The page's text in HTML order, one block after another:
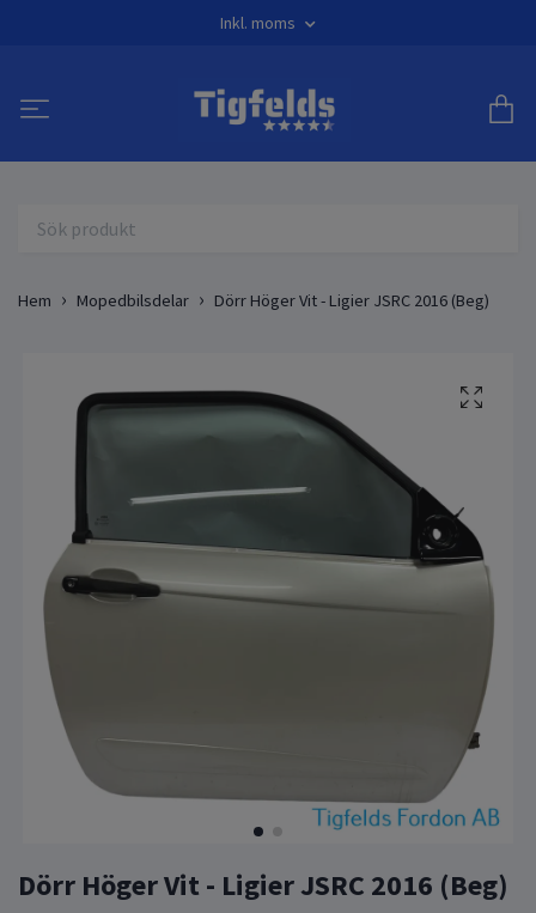
Inkl. moms
Hem Mopedbilsdelar Dörr Höger Vit - Ligier JSRC 2016 (Beg)
Dörr Höger Vit - Ligier JSRC 2016 (Beg)